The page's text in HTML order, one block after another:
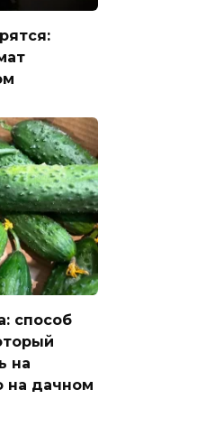
способ
на
на дачном